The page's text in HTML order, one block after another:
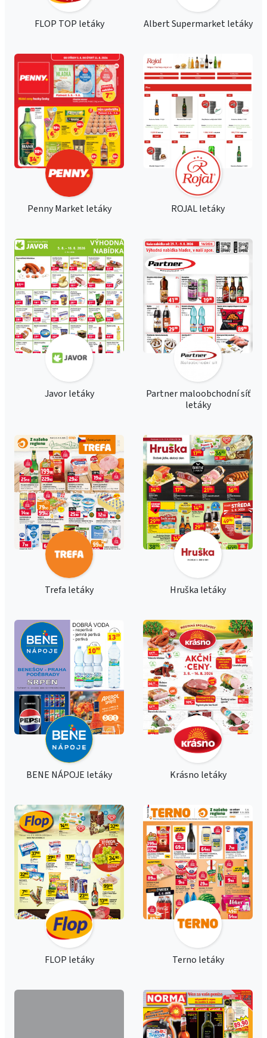
FLOP TOP letáky Albert Supermarket letáky
Penny Market letáky ROJAL letáky
Javor letáky
Partner maloobchodní síť
letáky
Trefa letáky Hruška letáky
BENE NÁPOJE letáky Krásno letáky
FLOP letáky Terno letáky